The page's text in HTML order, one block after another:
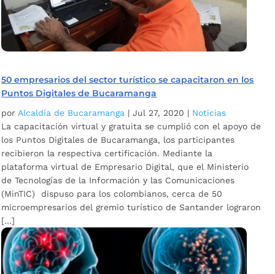
50 empresarios del sector turístico se capacitaron en los
Puntos Digitales de Bucaramanga
porAlcaldía de Bucaramanga |Jul 27, 2020 | Noticias
La capacitación virtual y gratuita se cumplió con el apoyo de
los Puntos Digitales de Bucaramanga, los participantes
recibieron la respectiva certificación. Mediante la
plataforma virtual de Empresario Digital, que el Ministerio
de Tecnologías de la Información y las Comunicaciones
(MinTIC) dispuso para los colombianos, cerca de 50
microempresarios del gremio turístico de Santander lograron
[…]